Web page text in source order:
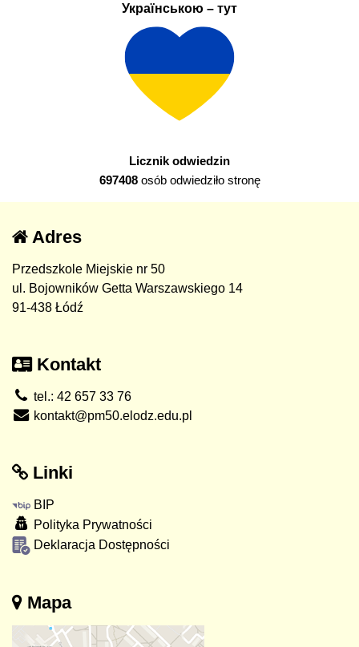
Українською – тут
Licznik odwiedzin
697408osób odwiedziło stronę
Adres
Przedszkole Miejskie nr 50
ul. Bojowników Getta Warszawskiego 14
91-438 Łódź
Kontakt
tel.: 42 657 33 76
kontakt@pm50.elodz.edu.pl
Linki
BIP
Polityka Prywatności
Deklaracja Dostępności
Mapa